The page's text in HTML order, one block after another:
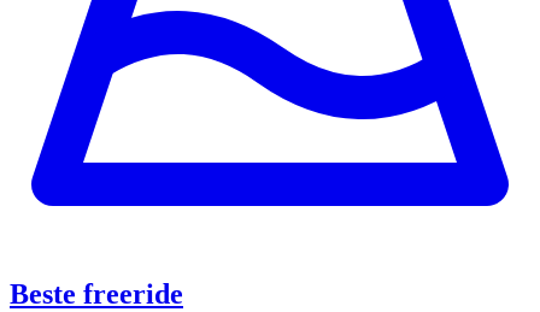
Beste freeride